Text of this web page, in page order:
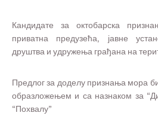
Кандидате за октобарска
приватна предузећа, јавне
друштва и удружења грађана на
Предлог за доделу признања мора
образложењем и са назнаком за
“Похвалу”